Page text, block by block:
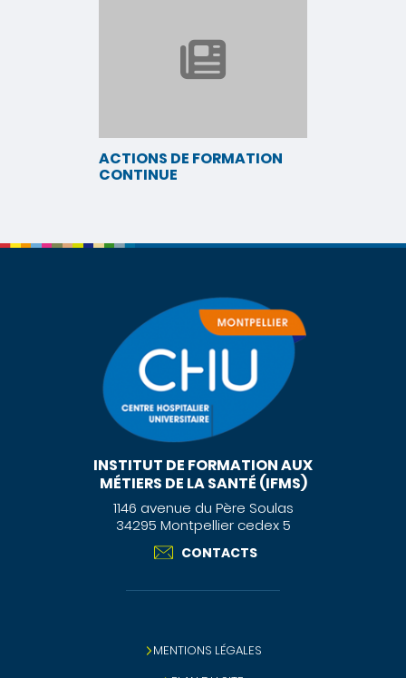
ACTIONS DE FORMATION
CONTINUE
INSTITUT DE FORMATION AUX
MÉTIERS DE LA SANTÉ (IFMS)
1146 avenue du Père Soulas
34295 Montpellier cedex 5
CONTACTS
MENTIONS LÉGALES